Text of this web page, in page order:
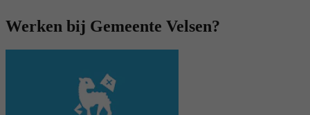
Werken bij Gemeente Velsen?